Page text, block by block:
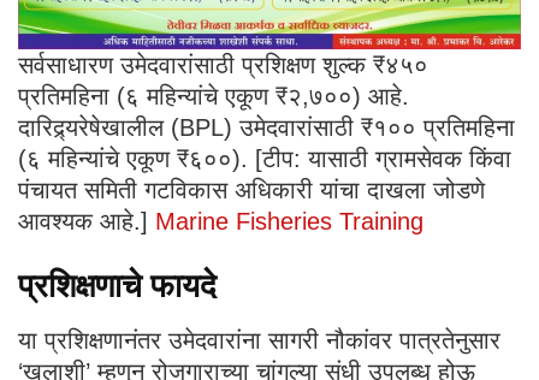
​सर्वसाधारण उमेदवारांसाठी प्रशिक्षण शुल्क ₹४५०
प्रतिमहिना (६ महिन्यांचे एकूण ₹२,७००) आहे. ​
दारिद्र्यरेषेखालील (BPL) उमेदवारांसाठी ₹१०० प्रतिमहिना
(६ महिन्यांचे एकूण ₹६००). [टीप: यासाठी ग्रामसेवक किंवा
पंचायत समिती गटविकास अधिकारी यांचा दाखला जोडणे
आवश्यक आहे.] Marine Fisheries Training
​प्रशिक्षणाचे फायदे
​या प्रशिक्षणानंतर उमेदवारांना सागरी नौकांवर पात्रतेनुसार
‘खलाशी’ म्हणून रोजगाराच्या चांगल्या संधी उपलब्ध होऊ